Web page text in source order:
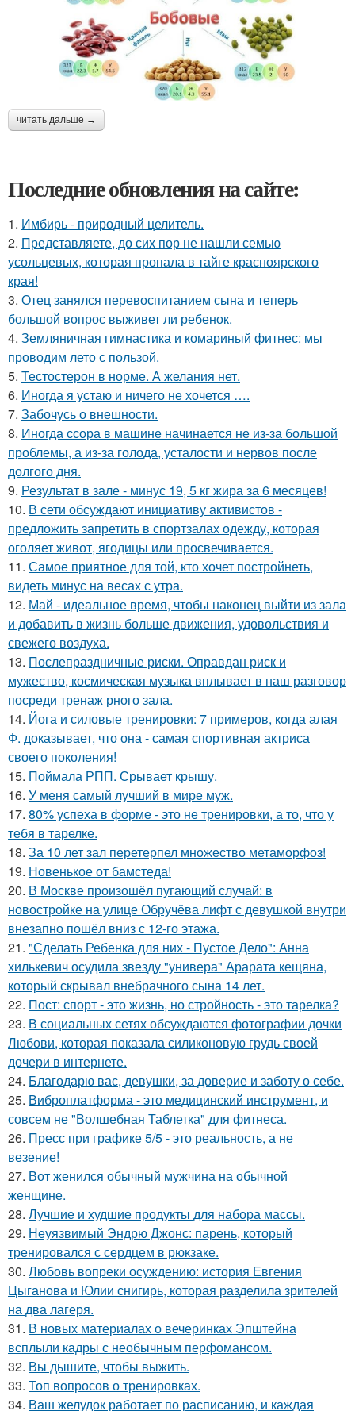
читать дальше →
Последние обновления на сайте:
1. Имбирь - природный целитель.
2. Представляете, до сих пор не нашли семью
усольцевых, которая пропала в тайге красноярского
края!
3. Отец занялся перевоспитанием сына и теперь
большой вопрос выживет ли ребенок.
4. Земляничная гимнастика и комариный фитнес: мы
проводим лето с пользой.
5. Тестостерон в норме. А желания нет.
6. Иногда я устаю и ничего не хочется ….
7. Забочусь о внешности.
8. Иногда ссора в машине начинается не из-за большой
проблемы, а из-за голода, усталости и нервов после
долгого дня.
9. Результат в зале - минус 19, 5 кг жира за 6 месяцев!
10. В сети обсуждают инициативу активистов -
предложить запретить в спортзалах одежду, которая
оголяет живот, ягодицы или просвечивается.
11. Самое приятное для той, кто хочет постройнеть,
видеть минус на весах с утра.
12. Май - идеальное время, чтобы наконец выйти из зала
и добавить в жизнь больше движения, удовольствия и
свежего воздуха.
13. Послепраздничные риски. Оправдан риск и
мужество, космическая музыка вплывает в наш разговор
посреди тренаж рного зала.
14. Йога и силовые тренировки: 7 примеров, когда алая
Ф. доказывает, что она - самая спортивная актриса
своего поколения!
15. Поймала РПП. Срывает крышу.
16. У меня самый лучший в мире муж.
17. 80% успеха в форме - это не тренировки, а то, что у
тебя в тарелке.
18. За 10 лет зал перетерпел множество метаморфоз!
19. Новенькое от бамстеда!
20. В Москве произошёл пугающий случай: в
новостройке на улице Обручёва лифт с девушкой внутри
внезапно пошёл вниз с 12-го этажа.
21. "Сделать Ребенка для них - Пустое Дело": Анна
хилькевич осудила звезду "универа" Арарата кещяна,
который скрывал внебрачного сына 14 лет.
22. Пост: спорт - это жизнь, но стройность - это тарелка?
23. В социальных сетях обсуждаются фотографии дочки
Любови, которая показала силиконовую грудь своей
дочери в интернете.
24. Благодарю вас, девушки, за доверие и заботу о себе.
25. Виброплатформа - это медицинский инструмент, и
совсем не "Волшебная Таблетка" для фитнеса.
26. Пресс при графике 5/5 - это реальность, а не
везение!
27. Вот женился обычный мужчина на обычной
женщине.
28. Лучшие и худшие продукты для набора массы.
29. Неуязвимый Эндрю Джонс: парень, который
тренировался с сердцем в рюкзаке.
30. Любовь вопреки осуждению: история Евгения
Цыганова и Юлии снигирь, которая разделила зрителей
на два лагеря.
31. В новых материалах о вечеринках Эпштейна
всплыли кадры с необычным перфомансом.
32. Вы дышите, чтобы выжить.
33. Топ вопросов о тренировках.
34. Ваш желудок работает по расписанию, и каждая